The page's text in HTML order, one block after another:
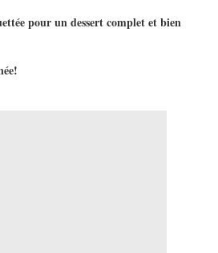
pour un dessert complet et bien